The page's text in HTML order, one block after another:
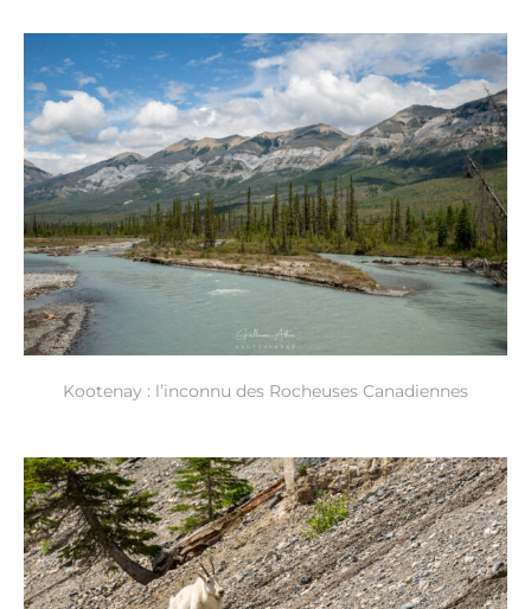
Kootenay : l’inconnu des Rocheuses Canadiennes